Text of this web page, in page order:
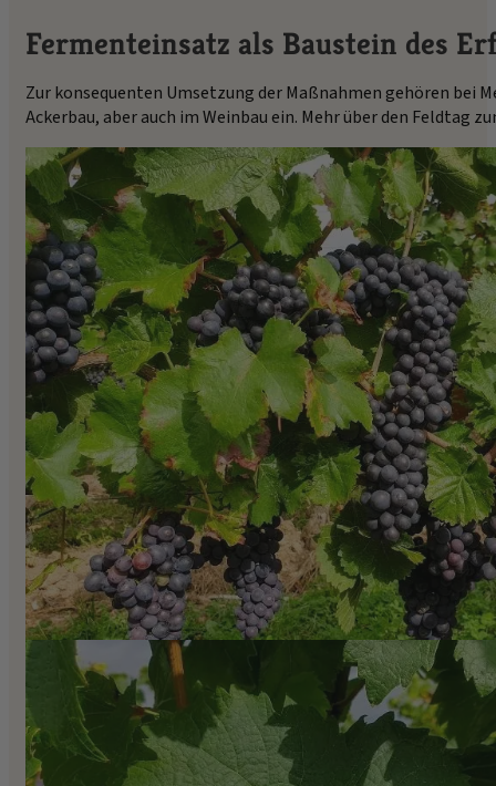
Fermenteinsatz als Baustein des
Zur konsequenten Umsetzung der Maßnahmen gehören bei
Ackerbau, aber auch im Weinbau ein. Mehr über den Feldtag